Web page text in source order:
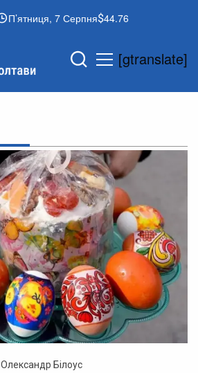
П’ятниця, 7 Серпня 44.76
[gtranslate]
Олександр Білоус